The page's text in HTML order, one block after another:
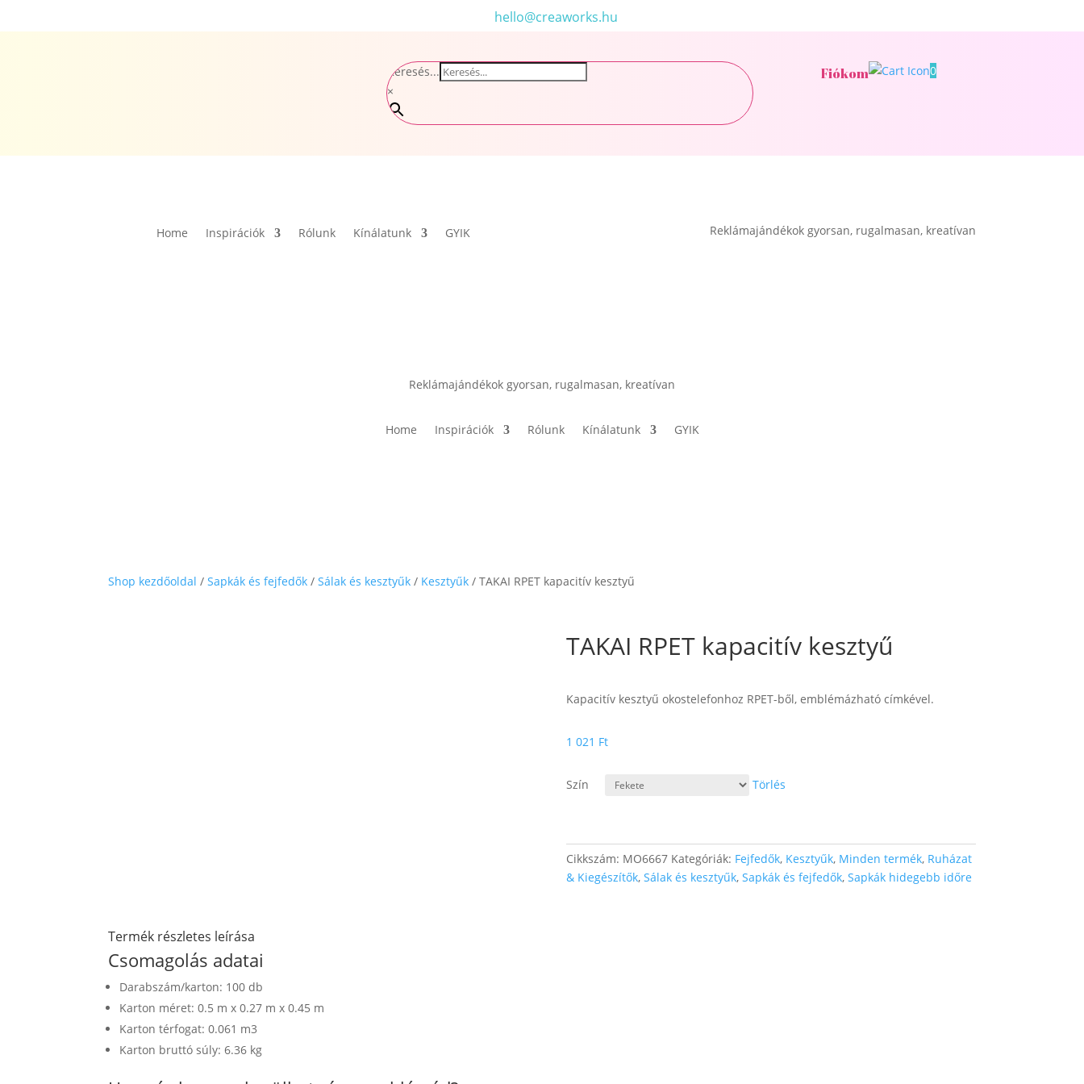
hello@creaworks.hu
Keresés...
×
Fiókom 0
Home Inspirációk Rólunk Kínálatunk GYIK Reklámajándékok gyorsan, rugalmasan, kreatívan
Reklámajándékok gyorsan, rugalmasan, kreatívan
Home Inspirációk Rólunk Kínálatunk GYIK
Shop kezdőoldal /Sapkák és fejfedők /Sálak és kesztyűk / Kesztyűk / TAKAI RPET kapacitív kesztyű
TAKAI RPET kapacitív kesztyű
Kapacitív kesztyű okostelefonhoz RPET-ből, emblémázható címkével.
1 021 Ft
Szín Törlés
Cikkszám: MO6667 Kategóriák: Fejfedők, Kesztyűk, Minden termék, Ruházat
& Kiegészítők, Sálak és kesztyűk, Sapkák és fejfedők, Sapkák hidegebb időre
Termék részletes leírása
Csomagolás adatai
Darabszám/karton: 100 db
Karton méret: 0.5 m x 0.27 m x 0.45 m
Karton térfogat: 0.061 m3
Karton bruttó súly: 6.36 kg